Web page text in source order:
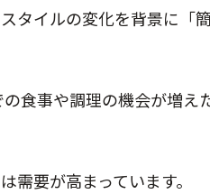
タイルの変化を背景に「
食事や調理の機会が増え
要が高まっています。